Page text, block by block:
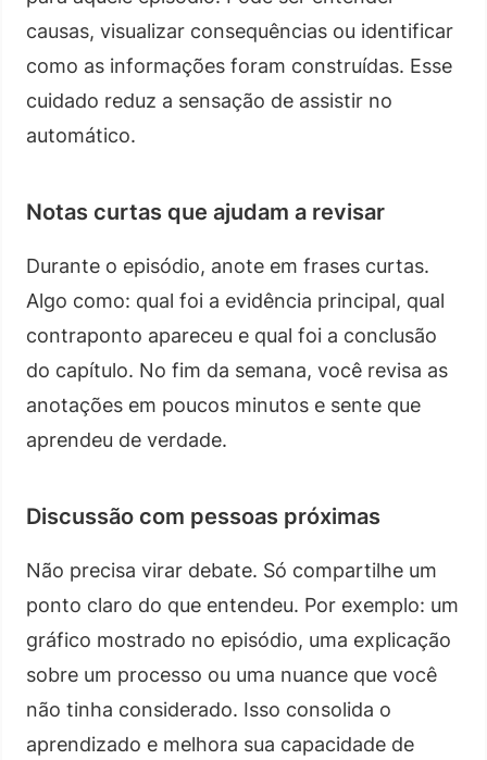
causas, visualizar consequências ou identificar
como as informações foram construídas. Esse
cuidado reduz a sensação de assistir no
automático.
Notas curtas que ajudam a revisar
Durante o episódio, anote em frases curtas.
Algo como: qual foi a evidência principal, qual
contraponto apareceu e qual foi a conclusão
do capítulo. No fim da semana, você revisa as
anotações em poucos minutos e sente que
aprendeu de verdade.
Discussão com pessoas próximas
Não precisa virar debate. Só compartilhe um
ponto claro do que entendeu. Por exemplo: um
gráfico mostrado no episódio, uma explicação
sobre um processo ou uma nuance que você
não tinha considerado. Isso consolida o
aprendizado e melhora sua capacidade de